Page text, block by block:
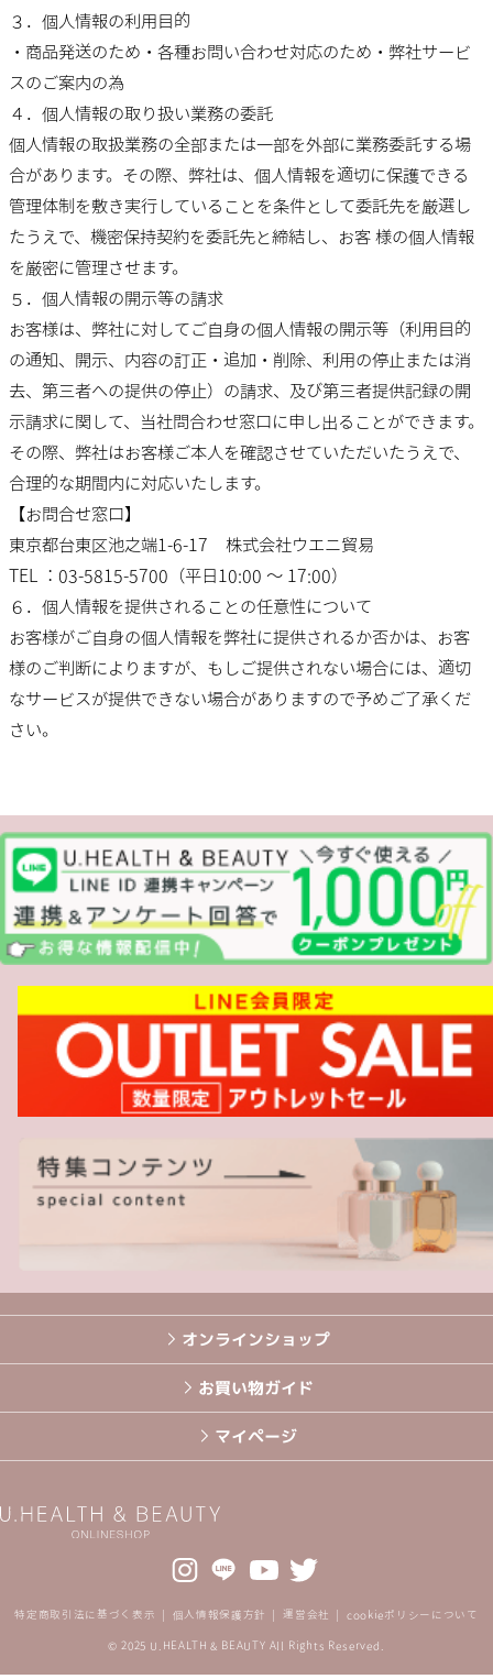
３．個人情報の利用目的
・商品発送のため・各種お問い合わせ対応のため・弊社サービ
スのご案内の為
４．個人情報の取り扱い業務の委託
個人情報の取扱業務の全部または一部を外部に業務委託する場
合があります。その際、弊社は、個人情報を適切に保護できる
管理体制を敷き実行していることを条件として委託先を厳選し
たうえで、機密保持契約を委託先と締結し、お客 様の個人情報
を厳密に管理させます。
５．個人情報の開示等の請求
お客様は、弊社に対してご自身の個人情報の開示等（利用目的
の通知、開示、内容の訂正・追加・削除、利用の停止または消
去、第三者への提供の停止）の請求、及び第三者提供記録の開
示請求に関して、当社問合わせ窓口に申し出ることができます。
その際、弊社はお客様ご本人を確認させていただいたうえで、
合理的な期間内に対応いたします。
【お問合せ窓口】
東京都台東区池之端1-6-17 株式会社ウエニ貿易
TEL ：03-5815-5700（平日10:00 ～ 17:00）
６．個人情報を提供されることの任意性について
お客様がご自身の個人情報を弊社に提供されるか否かは、お客
様のご判断によりますが、もしご提供されない場合には、適切
なサービスが提供できない場合がありますので予めご了承くだ
さい。
オンラインショップ
お買い物ガイド
マイページ
© 2025 U.HEALTH & BEAUTY All Rights Reserved.
特定商取引法に基づく表示 個人情報保護方針 運営会社 cookieポリシーについて